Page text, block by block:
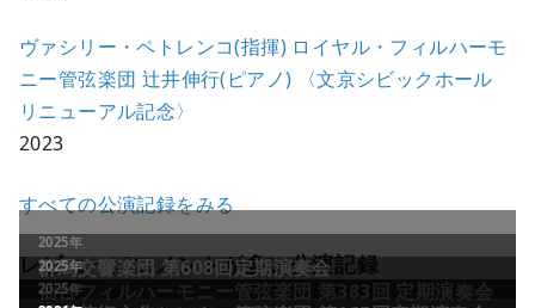
ヴァシリー・ペトレンコ(指揮) ロイヤル・フィルハーモ
ニー管弦楽団 辻井伸行(ピアノ) 〈文京シビックホール
リニューアル記念〉
2023
すべての公演記録をみる
レビュー／コメントが多い公演記録